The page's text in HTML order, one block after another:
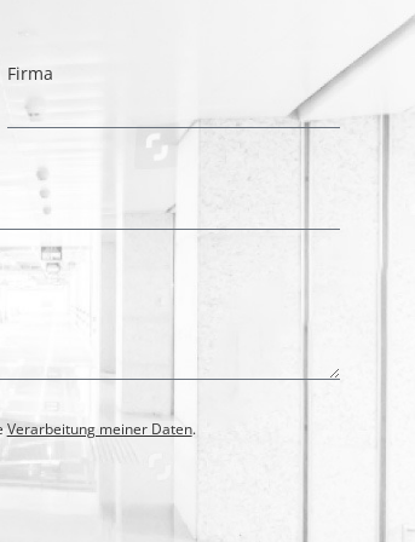
Firma
Verarbeitung meiner Daten.